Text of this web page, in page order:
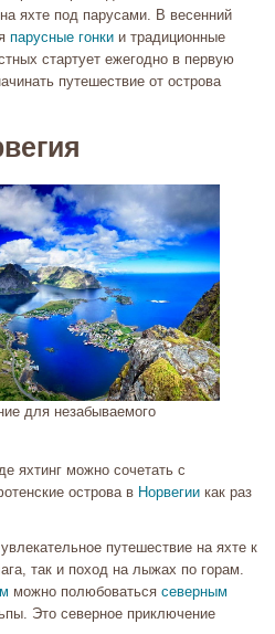
яхте под парусами. В весенний
парусные гонки и традиционные
стартует ежегодно в первую
путешествие от острова
для незабываемого
яхтинг можно сочетать с
острова в Норвегии как раз
путешествие на яхте к
так и поход на лыжах по горам.
можно полюбоваться северным
Это северное приключение